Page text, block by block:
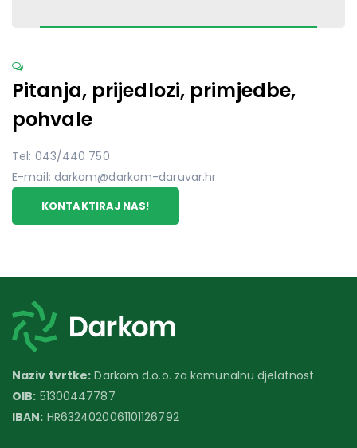
Pitanja, prijedlozi, primjedbe,
pohvale
Tel: 043/440 750
E-mail: darkom@darkom-daruvar.hr
KONTAKTIRAJ NAS!
Naziv tvrtke: Darkom d.o.o. za komunalnu djelatnost
OIB: 51300447787
IBAN: HR6324020061101126792